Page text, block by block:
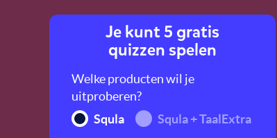
Je kunt 5 gratis
quizzen spelen
Welke producten wil je
uitproberen?
Squla
Squla + TaalExtra